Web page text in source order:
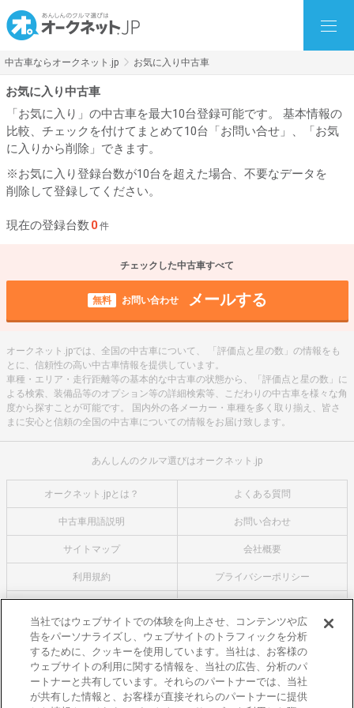
中古車ならオークネット.jp お気に入り中古車
お気に入り中古車
「お気に入り」の中古車を最大10台登録可能です。 基本情報の
比較、チェックを付けてまとめて10台「お問い合せ」、「お気
に入りから削除」できます。
※お気に入り登録台数が10台を超えた場合、不要なデータを
削除して登録してください。
現在の登録台数 0 件
チェックした中古車すべて
無料 お問い合わせ メールする
オークネット.jpでは、全国の中古車について、 「評価点と星の数」の情報をも
とに、信頼性の高い中古車情報を提供しています。
車種・エリア・走行距離等の基本的な中古車の状態から、「評価点と星の数」に
よる検索、装備品等のオプション等の詳細検索等、こだわりの中古車を様々な角
度から探すことが可能です。 国内外の各メーカー・車種を多く取り揃え、皆さ
まに安心と信頼の全国の中古車についての情報をお届け致します。
あんしんのクルマ選びはオークネット.jp
オークネット.jpとは？ よくある質問
中古車用語説明 お問い合わせ
サイトマップ 会社概要
利用規約 プライバシーポリシー
オークネットのその他のサービス
バイク関連サービス
中古バイクを探すならバイクの窓口
レンタルバイクに乗るならモトオークレンタルバイク
当社ではウェブサイトでの体験を向上させ、コンテンツや広
告をパーソナライズし、ウェブサイトのトラフィックを分析
するために、クッキーを使用しています。当社は、お客様の
ウェブサイトの利用に関する情報を、当社の広告、分析のパ
ートナーと共有しています。それらのパートナーでは、当社
が共有した情報と、お客様が直接それらのパートナーに提供